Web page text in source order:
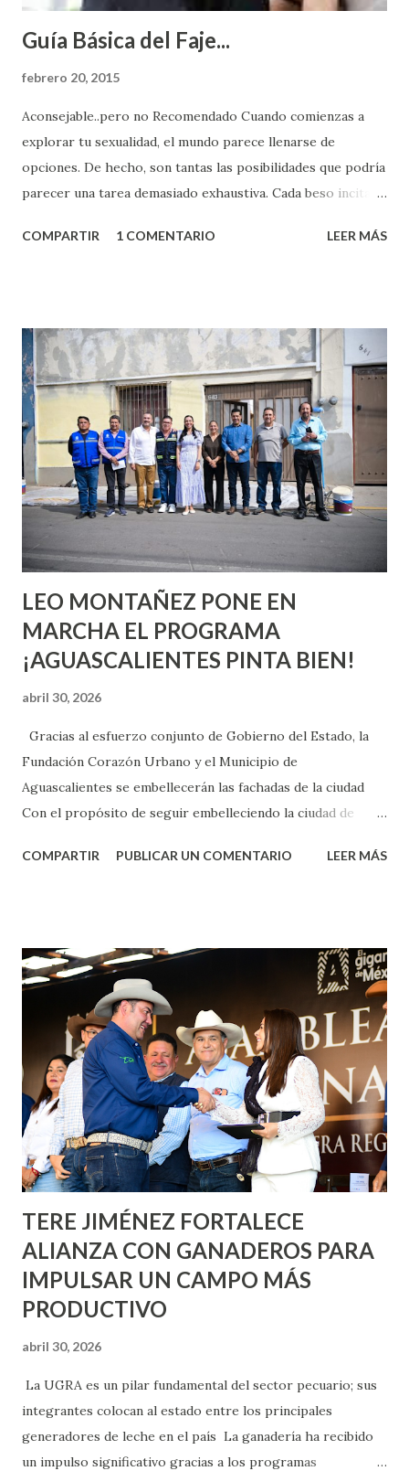
Guía Básica del Faje...
febrero 20, 2015
Aconsejable..pero no Recomendado Cuando comienzas a
explorar tu sexualidad, el mundo parece llenarse de
opciones. De hecho, son tantas las posibilidades que podría
parecer una tarea demasiado exhaustiva. Cada beso incita
partes de ti que jamás hubieras imaginado. El problema es
conoces ni la mitad de lo que deberías saber. Pero incluso
quienes ya han tenido relaciones sexuales no son expertos
o expertas en el tema. Siempre hay algo nuevo que
aprender y nuevas experiencias que conocer. Si eres una
chica y aún no has tenido relaciones sexuales, tal vez
pienses que el sexo será increíble y no puedas esperar para
experimentarlo, pero como cualquier persona con
experiencia te dirá, siempre es mejor cuando ambas partes
son suficientemen...
COMPARTIR 1 COMENTARIO LEER MÁS
LEO MONTAÑEZ PONE EN
MARCHA EL PROGRAMA
¡AGUASCALIENTES PINTA BIEN!
abril 30, 2026
Gracias al esfuerzo conjunto de Gobierno del Estado, la
Fundación Corazón Urbano y el Municipio de
Aguascalientes se embellecerán las fachadas de la ciudad
Con el propósito de seguir embelleciendo la ciudad de
municipal, Leo Montañez dio inicio al programa
Corazón Urbano y el Municipio capital. Leo Montañez
informó que en este programa se usarán cerca de 90 mil
metros cuadrados de pintura, para dar inicio en la calle
Nieto, entre Jesús F. Elizondo y la calle 22 de Octubre, con
lo que se aplicará pintura en 66 casas. Posteriormente se
llevará este programa a Villas de Nuestra Señora de la
Asunción, Avenida Alameda y Decreto 27 de Septiembre, en
los edificios FOVISSSTE Ojo de Agua, en la comunidad
Norias de Paso Hondo y en los edificios de...
COMPARTIR PUBLICAR UN COMENTARIO LEER MÁS
TERE JIMÉNEZ FORTALECE
ALIANZA CON GANADEROS PARA
IMPULSAR UN CAMPO MÁS
PRODUCTIVO
abril 30, 2026
La UGRA es un pilar fundamental del sector pecuario; sus
integrantes colocan al estado entre los principales
generadores de leche en el país La ganadería ha recibido
un impulso significativo gracias a los programas